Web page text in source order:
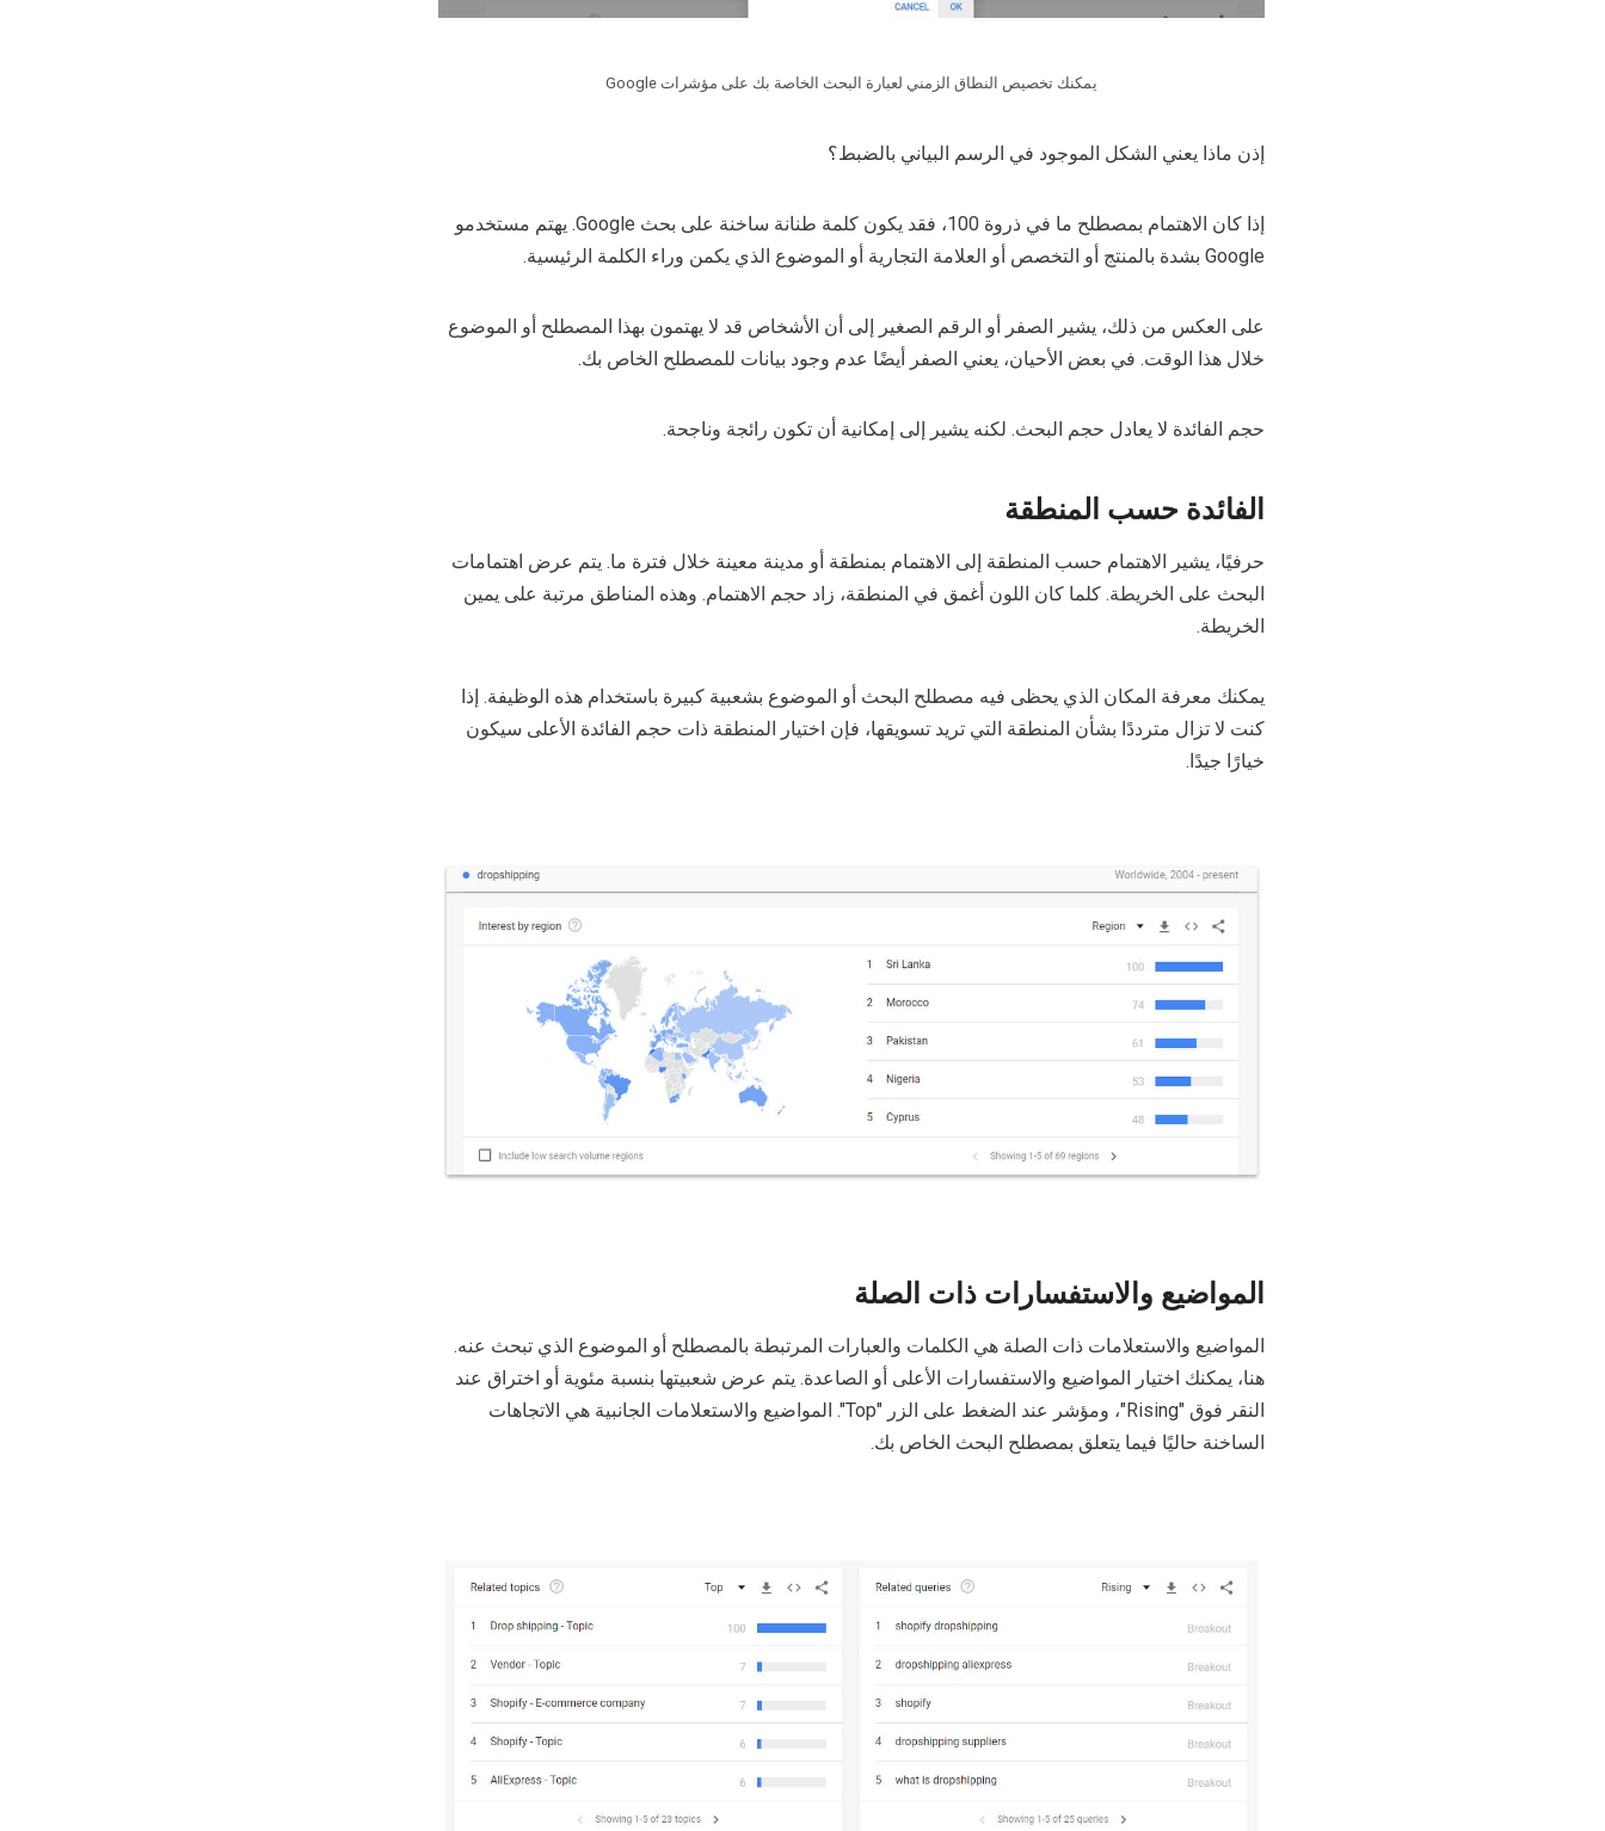
يمكنك تخصيص النطاق الزمني لعبارة البحث الخاصة بك على مؤشرات Google
إذن ماذا يعني الشكل الموجود في الرسم البياني بالضبط؟
إذا كان الاهتمام بمصطلح ما في ذروة 100، فقد يكون كلمة طنانة ساخنة على بحث Google. يهتم مستخدمو
Google بشدة بالمنتج أو التخصص أو العلامة التجارية أو الموضوع الذي يكمن وراء الكلمة الرئيسية.
على العكس من ذلك، يشير الصفر أو الرقم الصغير إلى أن الأشخاص قد لا يهتمون بهذا المصطلح أو الموضوع
خلال هذا الوقت. في بعض الأحيان، يعني الصفر أيضًا عدم وجود بيانات للمصطلح الخاص بك.
حجم الفائدة لا يعادل حجم البحث. لكنه يشير إلى إمكانية أن تكون رائجة وناجحة.
الفائدة حسب المنطقة
حرفيًا، يشير الاهتمام حسب المنطقة إلى الاهتمام بمنطقة أو مدينة معينة خلال فترة ما. يتم عرض اهتمامات
البحث على الخريطة. كلما كان اللون أغمق في المنطقة، زاد حجم الاهتمام. وهذه المناطق مرتبة على يمين
الخريطة.
يمكنك معرفة المكان الذي يحظى فيه مصطلح البحث أو الموضوع بشعبية كبيرة باستخدام هذه الوظيفة. إذا
كنت لا تزال مترددًا بشأن المنطقة التي تريد تسويقها، فإن اختيار المنطقة ذات حجم الفائدة الأعلى سيكون
خيارًا جيدًا.
المواضيع والاستفسارات ذات الصلة
المواضيع والاستعلامات ذات الصلة هي الكلمات والعبارات المرتبطة بالمصطلح أو الموضوع الذي تبحث عنه.
هنا، يمكنك اختيار المواضيع والاستفسارات الأعلى أو الصاعدة. يتم عرض شعبيتها بنسبة مئوية أو اختراق عند
النقر فوق "Rising"، ومؤشر عند الضغط على الزر "Top". المواضيع والاستعلامات الجانبية هي الاتجاهات
الساخنة حاليًا فيما يتعلق بمصطلح البحث الخاص بك.